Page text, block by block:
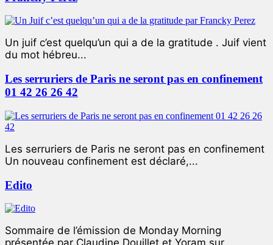
Un juif c’est quelqu’un qui a de la gratitude . Juif vient
du mot hébreu...
Les serruriers de Paris ne seront pas en confinement
01 42 26 26 42
Les serruriers de Paris ne seront pas en confinement
Un nouveau confinement est déclaré,...
Edito
Sommaire de l’émission de Monday Morning